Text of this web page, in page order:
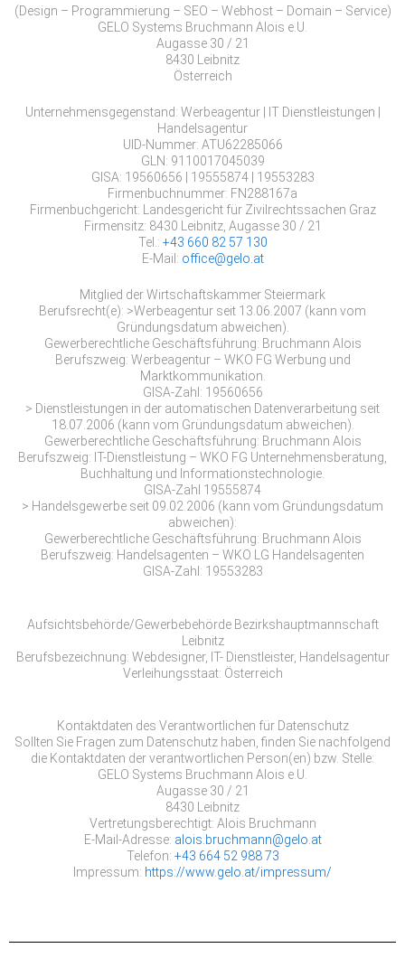
(Design – Programmierung – SEO – Webhost – Domain – Service)
GELO Systems Bruchmann Alois e.U.
Augasse 30 / 21
8430 Leibnitz
Österreich
Unternehmensgegenstand: Werbeagentur | IT Dienstleistungen |
Handelsagentur
UID-Nummer: ATU62285066
GLN: 9110017045039
GISA: 19560656 | 19555874 | 19553283
Firmenbuchnummer: FN288167a
Firmenbuchgericht: Landesgericht für Zivilrechtssachen Graz
Firmensitz: 8430 Leibnitz, Augasse 30 / 21
Tel.: +43 660 82 57 130
E-Mail: office@gelo.at
Mitglied der Wirtschaftskammer Steiermark
Berufsrecht(e): >Werbeagentur seit 13.06.2007 (kann vom
Gründungsdatum abweichen).
Gewerberechtliche Geschäftsführung: Bruchmann Alois
Berufszweig: Werbeagentur – WKO FG Werbung und
Marktkommunikation.
GISA-Zahl: 19560656
> Dienstleistungen in der automatischen Datenverarbeitung seit
18.07.2006 (kann vom Gründungsdatum abweichen).
Gewerberechtliche Geschäftsführung: Bruchmann Alois
Berufszweig: IT-Dienstleistung – WKO FG Unternehmensberatung,
Buchhaltung und Informationstechnologie.
GISA-Zahl 19555874
> Handelsgewerbe seit 09.02.2006 (kann vom Gründungsdatum
abweichen):
Gewerberechtliche Geschäftsführung: Bruchmann Alois
Berufszweig: Handelsagenten – WKO LG Handelsagenten
GISA-Zahl: 19553283
Aufsichtsbehörde/Gewerbebehörde Bezirkshauptmannschaft
Leibnitz
Berufsbezeichnung: Webdesigner, IT- Dienstleister, Handelsagentur
Verleihungsstaat: Österreich
Kontaktdaten des Verantwortlichen für Datenschutz
Sollten Sie Fragen zum Datenschutz haben, finden Sie nachfolgend
die Kontaktdaten der verantwortlichen Person(en) bzw. Stelle:
GELO Systems Bruchmann Alois e.U.
Augasse 30 / 21
8430 Leibnitz
Vertretungsberechtigt: Alois Bruchmann
E-Mail-Adresse: alois.bruchmann@gelo.at
Telefon: +43 664 52 988 73
Impressum: https://www.gelo.at/impressum/